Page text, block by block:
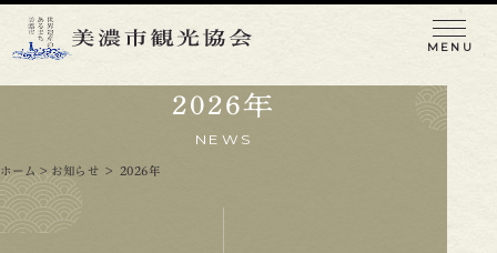
MENU
魅力を知る
2026年
NEWS
ホーム > お知らせ ＞ 2026年